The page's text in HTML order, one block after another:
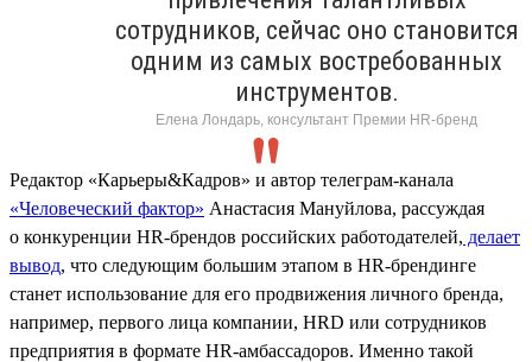
сотрудников, сейчас оно становится
одним из самых востребованных
инструментов.
Елена Лондарь, консультант Премии HR-бренд
Редактор «Карьеры&Кадров» и автор телеграм-канала
«Человеческий фактор» Анастасия Мануйлова, рассуждая
о конкуренции HR-брендов российских работодателей, делает
вывод, что следующим большим этапом в HR-брендинге
станет использование для его продвижения личного бренда,
например, первого лица компании, HRD или сотрудников
предприятия в формате HR-амбассадоров. Именно такой